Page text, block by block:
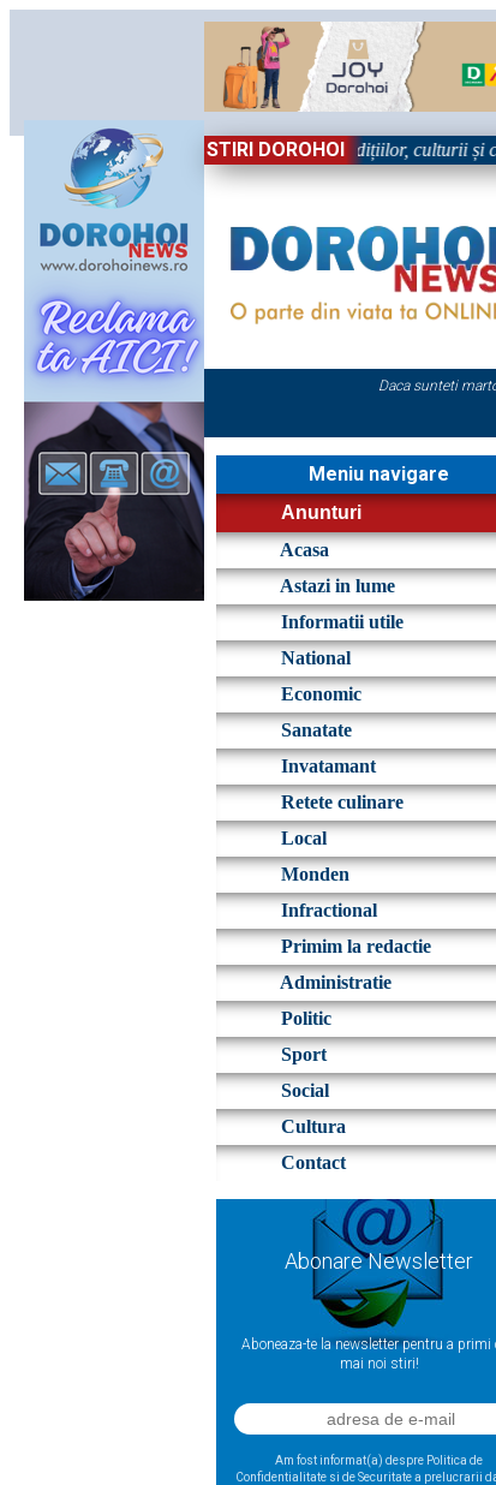
STIRI DOROHOI
în Sărbătoare!” – trei zile dedicate tradițiilor, culturii și
Daca sunteti
Meniu navigare
Anunturi
Acasa
Astazi in lume
Informatii utile
National
Economic
Sanatate
Invatamant
Retete culinare
Local
Monden
Infractional
Primim la redactie
Administratie
Politic
Sport
Social
Cultura
Contact
Abonare Newsletter
Aboneaza-te la newsletter pentru a primi
mai noi stiri!
Am fost informat(a) despre Politica de
Confidentialitate si de Securitate a prelucrarii